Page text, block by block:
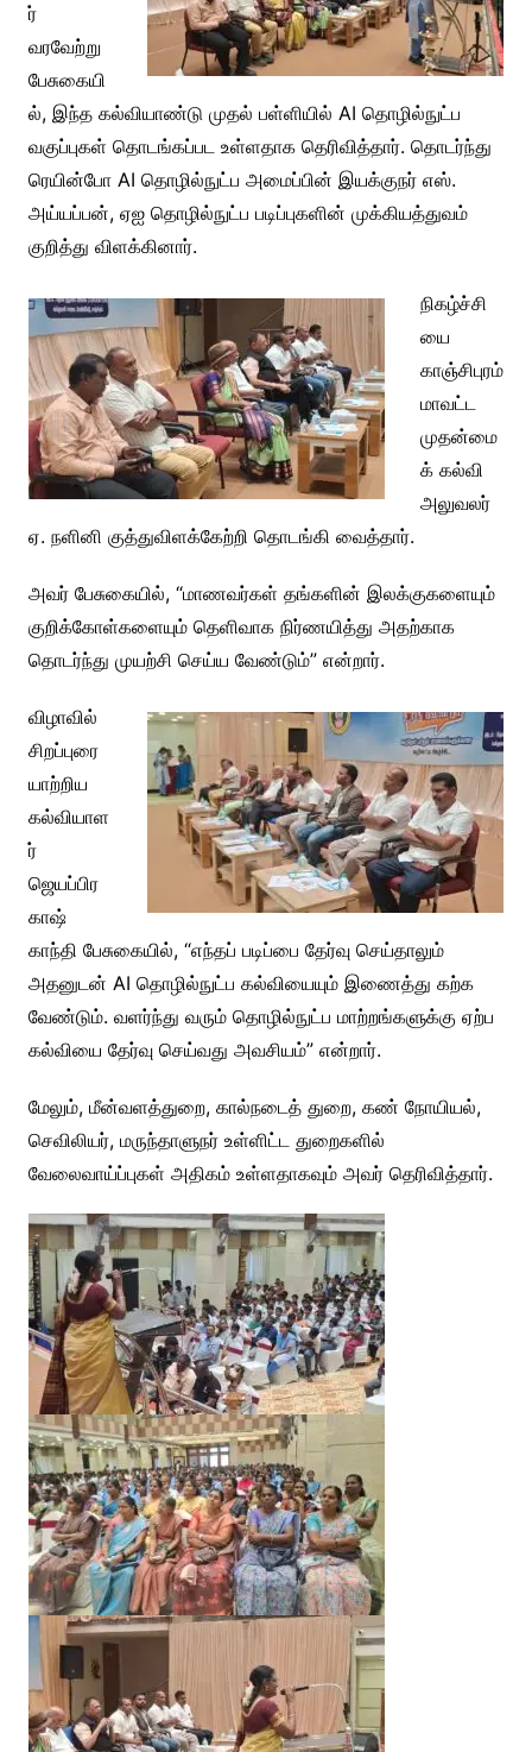
ர்
வரவேற்று
பேசுகையி
ல், இந்த கல்வியாண்டு முதல் பள்ளியில் AI தொழில்நுட்ப
வகுப்புகள் தொடங்கப்பட உள்ளதாக தெரிவித்தார். தொடர்ந்து
ரெயின்போ AI தொழில்நுட்ப அமைப்பின் இயக்குநர் எஸ்.
அய்யப்பன், ஏஐ தொழில்நுட்ப படிப்புகளின் முக்கியத்துவம்
குறித்து விளக்கினார்.
நிகழ்ச்சி
யை
காஞ்சிபுரம்
மாவட்ட
முதன்மை
க் கல்வி
அலுவலர்
ஏ. நளினி குத்துவிளக்கேற்றி தொடங்கி வைத்தார்.
அவர் பேசுகையில், “மாணவர்கள் தங்களின் இலக்குகளையும்
குறிக்கோள்களையும் தெளிவாக நிர்ணயித்து அதற்காக
தொடர்ந்து முயற்சி செய்ய வேண்டும்” என்றார்.
விழாவில்
சிறப்புரை
யாற்றிய
கல்வியாள
ர்
ஜெயப்பிர
காஷ்
காந்தி பேசுகையில், “எந்தப் படிப்பை தேர்வு செய்தாலும்
அதனுடன் AI தொழில்நுட்ப கல்வியையும் இணைத்து கற்க
வேண்டும். வளர்ந்து வரும் தொழில்நுட்ப மாற்றங்களுக்கு ஏற்ப
கல்வியை தேர்வு செய்வது அவசியம்” என்றார்.
மேலும், மீன்வளத்துறை, கால்நடைத் துறை, கண் நோயியல்,
செவிலியர், மருந்தாளுநர் உள்ளிட்ட துறைகளில்
வேலைவாய்ப்புகள் அதிகம் உள்ளதாகவும் அவர் தெரிவித்தார்.